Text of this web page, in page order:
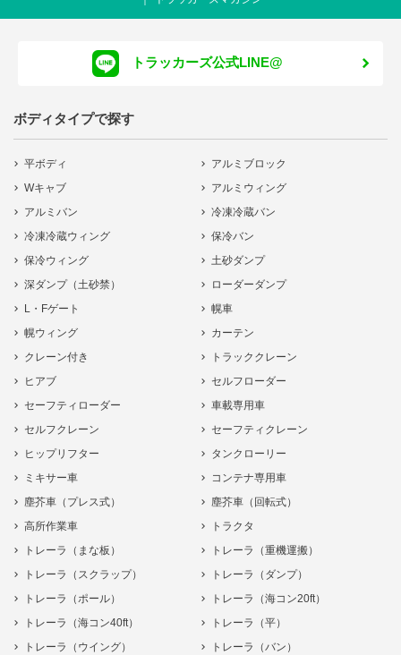
トラッカーズ公式LINE@
ボディタイプで探す
平ボディ
アルミブロック
Wキャブ
アルミウィング
アルミバン
冷凍冷蔵バン
冷凍冷蔵ウィング
保冷バン
保冷ウィング
土砂ダンプ
深ダンプ（土砂禁）
ローダーダンプ
L・Fゲート
幌車
幌ウィング
カーテン
クレーン付き
トラッククレーン
ヒアブ
セルフローダー
セーフティローダー
車載専用車
セルフクレーン
セーフティクレーン
ヒップリフター
タンクローリー
ミキサー車
コンテナ専用車
塵芥車（プレス式）
塵芥車（回転式）
高所作業車
トラクタ
トレーラ（まな板）
トレーラ（重機運搬）
トレーラ（スクラップ）
トレーラ（ダンプ）
トレーラ（ポール）
トレーラ（海コン20ft）
トレーラ（海コン40ft）
トレーラ（平）
トレーラ（ウイング）
トレーラ（バン）